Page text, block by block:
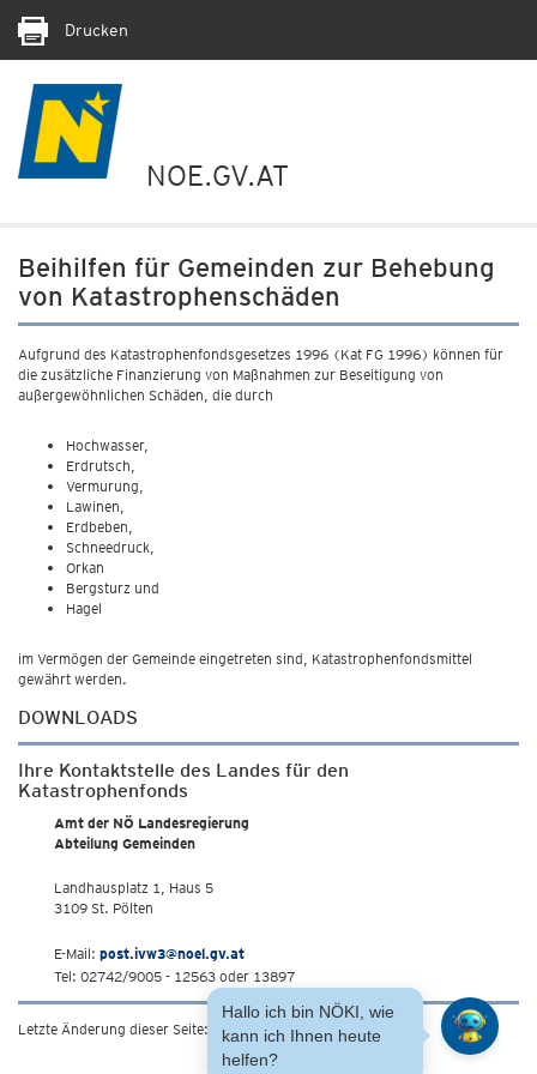
Drucken
NOE.GV.AT
Beihilfen für Gemeinden zur Behebung
von Katastrophenschäden
Aufgrund des Katastrophenfondsgesetzes 1996 (Kat FG 1996) können für
die zusätzliche Finanzierung von Maßnahmen zur Beseitigung von
außergewöhnlichen Schäden, die durch
Hochwasser,
Erdrutsch,
Vermurung,
Lawinen,
Erdbeben,
Schneedruck,
Orkan
Bergsturz und
Hagel
im Vermögen der Gemeinde eingetreten sind, Katastrophenfondsmittel
gewährt werden.
DOWNLOADS
Ihre Kontaktstelle des Landes für den
Katastrophenfonds
Amt der NÖ Landesregierung
Abteilung Gemeinden
Landhausplatz 1, Haus 5
3109 St. Pölten
E-Mail: post.ivw3@noel.gv.at
Tel: 02742/9005 - 12563 oder 13897
Letzte Änderung dieser Seite: 14.3.2025
Hallo ich bin NÖKI, wie
kann ich Ihnen heute
helfen?